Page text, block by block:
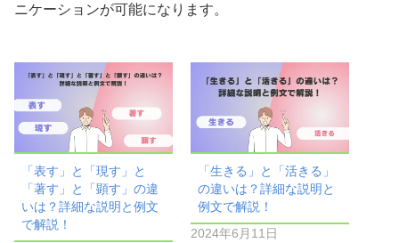
ニケーションが可能になります。
「表す」と「現す」と
「著す」と「顕す」の違
いは？詳細な説明と例文
で解説！
「生きる」と「活きる」
の違いは？詳細な説明と
例文で解説！
2024年6月11日